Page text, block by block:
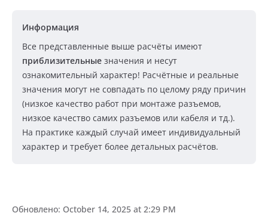
Информация
Все представленные выше расчёты имеют
приблизительные значения и несут
ознакомительный характер! Расчётные и реальные
значения могут не совпадать по целому ряду причин
(низкое качество работ при монтаже разъемов,
низкое качество самих разъемов или кабеля и тд.).
На практике каждый случай имеет индивидуальный
характер и требует более детальных расчётов.
Обновлено: October 14, 2025 at 2:29 PM